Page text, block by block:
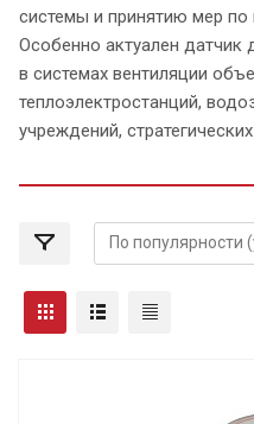
системы и принятию мер по
Особенно актуален датчик
в системах вентиляции
теплоэлектростанций,
учреждений,